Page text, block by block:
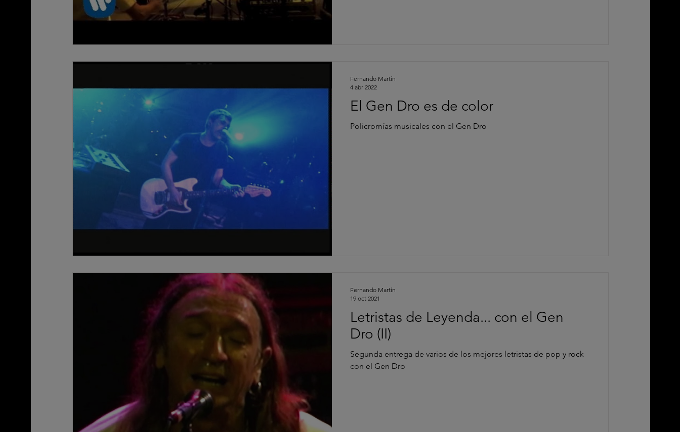
El Gen Dro es de color
Policromías musicales con el Gen Dro
Fernando Martín
4 abr 2022
Letristas de Leyenda... con el Gen
Dro (II)
Segunda entrega de varios de los mejores letristas de pop y rock
con el Gen Dro
Fernando Martín
19 oct 2021